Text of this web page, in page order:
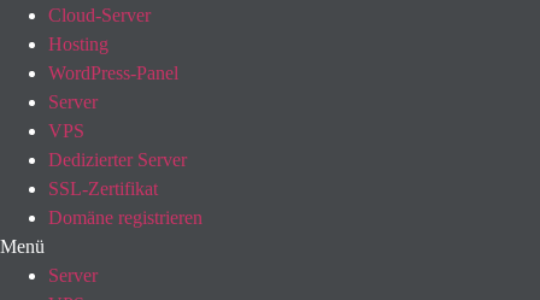
Cloud-Server
Hosting
WordPress-Panel
Server
VPS
Dedizierter Server
SSL-Zertifikat
Domäne registrieren
Menü
Server